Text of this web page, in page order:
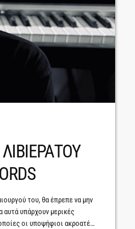
του, θα έπρεπε να μην
αυτά υπάρχουν μερικές
οι υποψήφιοι ακροατές